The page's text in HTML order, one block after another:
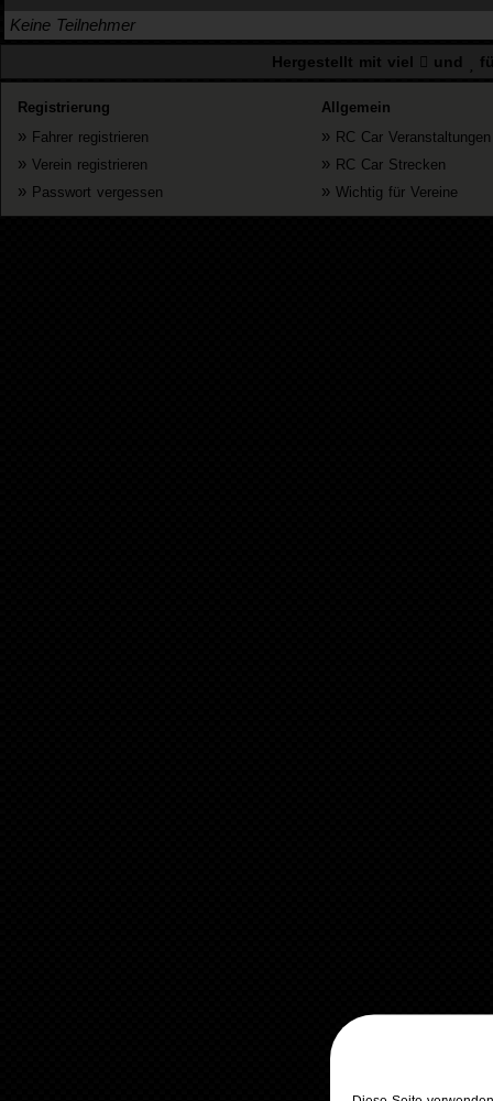
Keine Teilnehmer
Hergestellt mit viel und
Registrierung
» Fahrer registrieren
» Verein registrieren
» Passwort vergessen
Allgemein
» RC Car Veranstaltungen
» RC Car Strecken
» Wichtig für Vereine